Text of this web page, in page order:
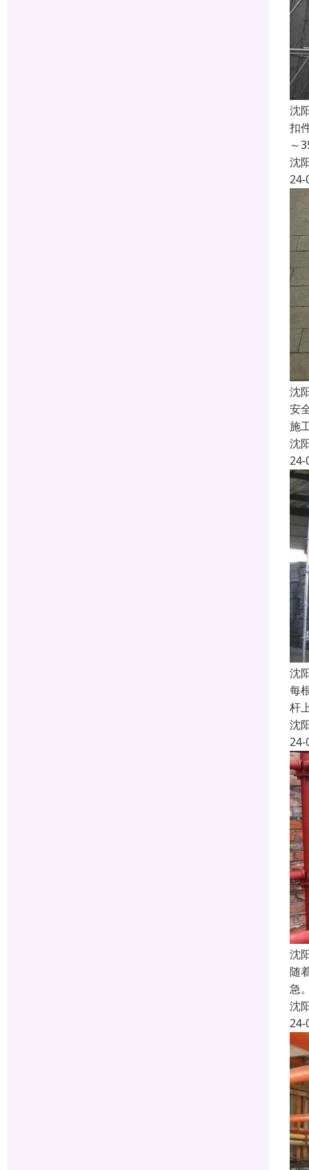
沈
扣
～
沈
24-
沈
安
施
沈
24-
沈
每
杆
沈
24-
沈
随
急
沈
24-